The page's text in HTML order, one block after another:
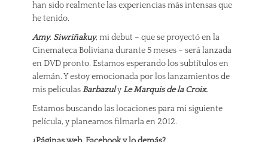
han sido realmente las experiencias más intensas que
he tenido.
Amy: Siwriñakuy, mi debut – que se proyectó en la
Cinemateca Boliviana durante 5 meses – será lanzada
en DVD pronto. Estamos esperando los subtítulos en
alemán. Y estoy emocionada por los lanzamientos de
mis peliculasBarbazulyLe Marquis de la Croix.
Estamos buscando las locaciones para mi siguiente
película, y planeamos filmarla en 2012.